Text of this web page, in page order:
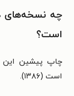
چه نسخه‌های
است؟
چاپ پیشین این
است (۱۳۸۶).